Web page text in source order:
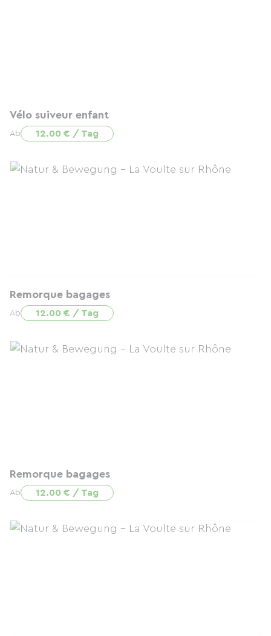
Vélo suiveur enfant
Ab 12.00 € / Tag
Remorque bagages
Ab 12.00 € / Tag
Remorque bagages
Ab 12.00 € / Tag